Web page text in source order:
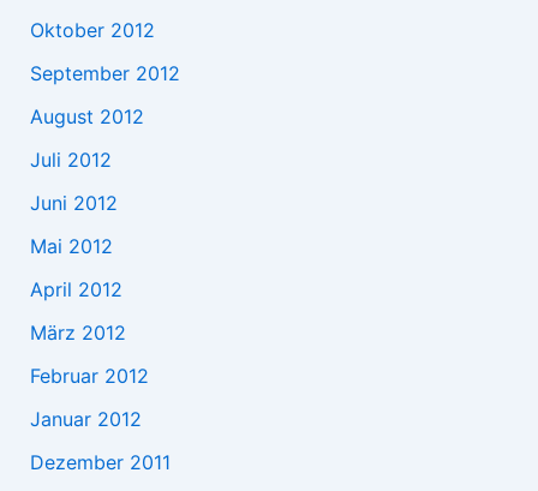
Oktober 2012
September 2012
August 2012
Juli 2012
Juni 2012
Mai 2012
April 2012
März 2012
Februar 2012
Januar 2012
Dezember 2011